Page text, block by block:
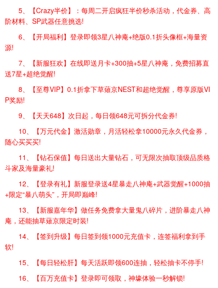
5、【Crazy半价】：每周二开启疯狂半价秒杀活动，代金券、高
阶材料、SP武器任意挑选!
6、【开局福利】登录即领3星八神庵+绝版0.1折头像框+海量资
源!
7、【新服狂欢】在线即送月卡+300抽+5星八神庵，免费招募直
送7星+超绝觉醒!
8、【至尊VIP】0.1折拿下草薙京NEST和超绝觉醒，尊享原版VI
P奖励!
9、【天天648】次日起，每日领648元可拆分代金券!
10、【万元代金】激活勋章，月活轻松拿10000元永久代金券，
随心买买买!
11、【钻石保值】每日送出大量钻石，可无限次抽取顶级品质格
斗家及海量豪礼!
12、【登录有礼】新服登录送4星暴走八神庵+武器觉醒+1000抽
+限定“暴八萌头”，开局即巅峰!
13、【新服嘉年华】做任务免费拿大量鬼八碎片，进阶暴走八神
庵，还能抽草薙京限定时装!
14、【签到升级】每日签到领1000元充值卡，连签福利拿到手
软!
15、【每日轻松肝】每天活跃即领600连抽，轻松抽卡不停手!
16、【百万充值卡】登录即可领取，神壕体验一秒解锁!